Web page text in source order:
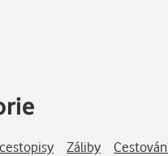
Zprávy. Vystudoval
nikdy nekončící
všeho – Fidela. Věrného.
Záliby